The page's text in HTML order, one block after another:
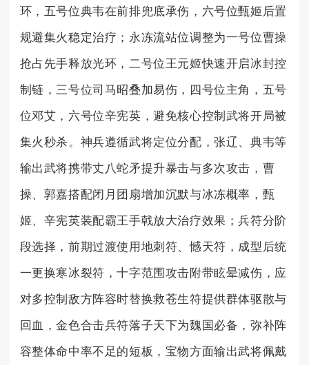
环，五号位典韦在前排兜底承伤，六号位甄姬后置
规避集火稳定治疗；永冻流站位调整为一号位曹操
抢占先手释放光环，二号位王元姬快速开启冰封控
制链，三号位司马昭叠加易伤，四号位主角，五号
位邓艾，六号位辛宪英，避免核心控制武将开局被
集火秒杀。神兵遵循武将定位分配，张辽、典韦等
输出武将携带丈八蛇矛提升暴击与多次攻击，曹
操、郭嘉搭配闭月团扇增加沉默与冰冻概率，甄
姬、辛宪英装配霸王手戟放大治疗效果；兵符分阶
段选择，前期过渡使用地刺符、憾天符，成型后统
一更换寒冰裂符，十字范围攻击附带眩晕减伤，应
对多控制敌方阵容时替换救苍生符提供群体驱散与
回血，金色合击兵符落子天下为魏国必备，弥补阵
容整体命中率不足的短板，宝物方面输出武将佩戴